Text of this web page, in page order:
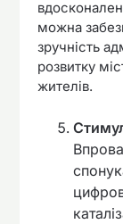
можна
зручність
розвитку
жителів.